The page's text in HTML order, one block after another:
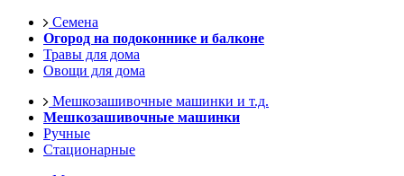
Семена
Огород на подоконнике и балконе
Травы для дома
Овощи для дома
Мешкозашивочные машинки и т.д.
Мешкозашивочные машинки
Ручные
Стационарные